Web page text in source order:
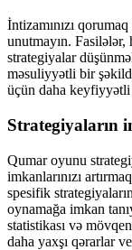
İntizamınızı
unutmayın.
strategiyalar
məsuliyyətli bir
üçün daha
Strategiyaların
Qumar oyunu
imkanlarınızı
spesifik
oynamağa imkan
statistikası və
daha yaxşı qərarlar